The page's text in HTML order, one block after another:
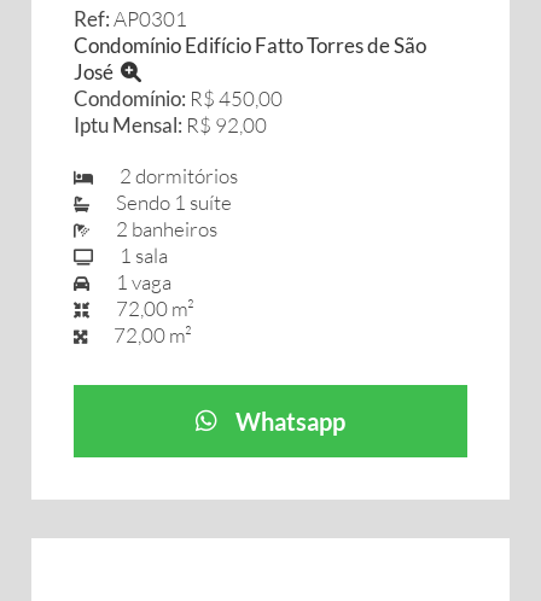
Ref:AP0301
Condomínio Edifício Fatto Torres de São
José
Condomínio: R$ 450,00
Iptu Mensal: R$ 92,00
2 dormitórios
Sendo 1 suíte
2 banheiros
1 sala
1 vaga
72,00 m²
72,00 m²
Whatsapp